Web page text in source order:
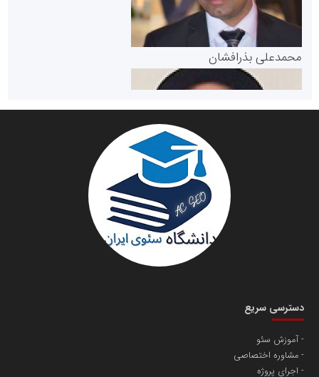
پایگاه خبری گفتمان یزد
دانشگاه سئوی ایران
سازمان صنعت،معدن و تجارت
آهن و فولاد غدیر ایرانیان
محمدعلی بذرافشان
مریم حاج نوروز نظری
دسترسی سریع
آموزش سئو
مشاوره اختصاصی
اجرای پروژه